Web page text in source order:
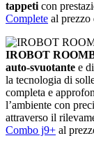
tappeti con
Complete al prezzo
IROBOT
auto-svuotante e
la tecnologia di
completa e
l’ambiente con
attraverso il
Combo j9+ al